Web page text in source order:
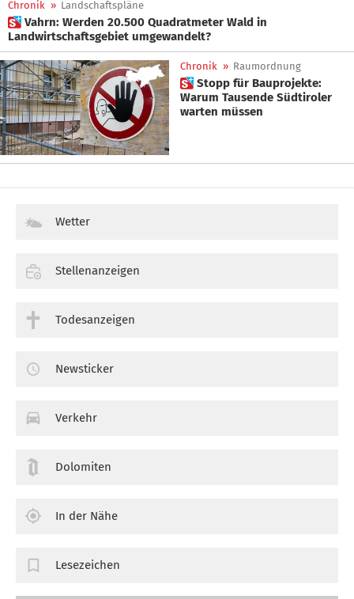
Chronik » Landschaftspläne
 Vahrn: Werden 20.500 Quadratmeter Wald in
Landwirtschaftsgebiet umgewandelt?
Chronik » Raumordnung
 Stopp für Bauprojekte:
Warum Tausende Südtiroler
warten müssen
Wetter
Stellenanzeigen
Todesanzeigen
Newsticker
Verkehr
Dolomiten
In der Nähe
Lesezeichen